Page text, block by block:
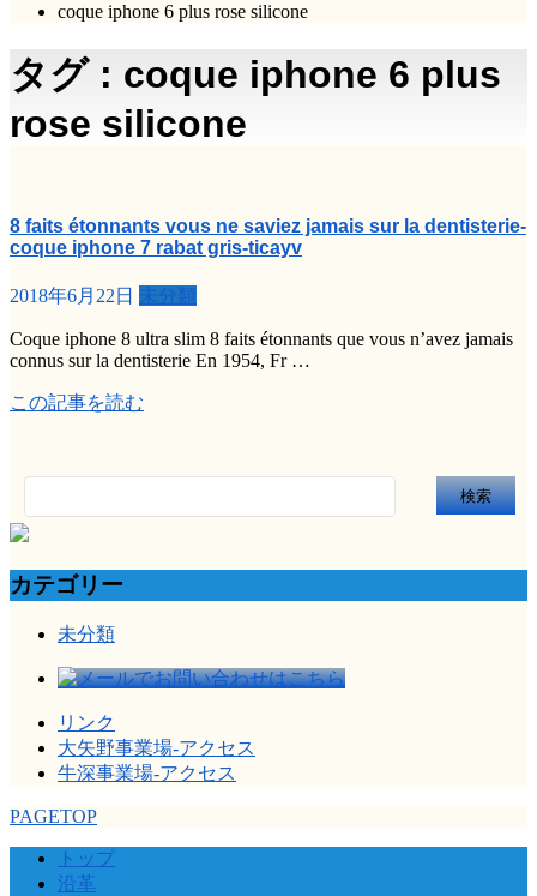
coque iphone 6 plus rose silicone
タグ : coque iphone 6 plus
rose silicone
8 faits étonnants vous ne saviez jamais sur la dentisterie-
coque iphone 7 rabat gris-ticayv
2018年6月22日 未分類
Coque iphone 8 ultra slim 8 faits étonnants que vous n’avez jamais
connus sur la dentisterie En 1954, Fr …
この記事を読む
索:
カテゴリー
未分類
リンク
大矢野事業場-アクセス
牛深事業場-アクセス
PAGETOP
トップ
沿革